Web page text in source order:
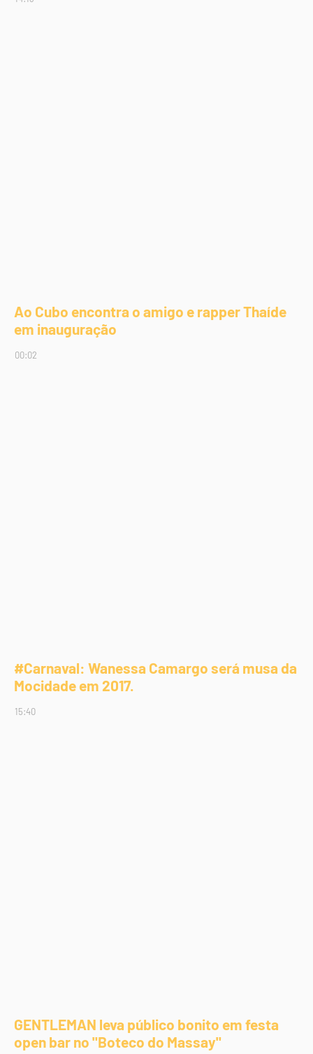
Ao Cubo encontra o amigo e rapper Thaíde
em inauguração
00:02
#Carnaval: Wanessa Camargo será musa da
Mocidade em 2017.
15:40
GENTLEMAN leva público bonito em festa
open bar no "Boteco do Massay"